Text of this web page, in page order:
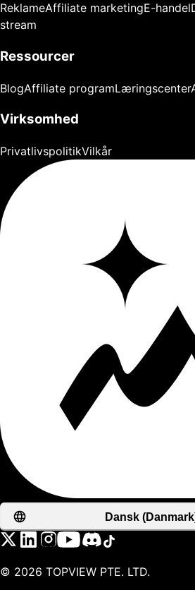
ReklameAffiliate marketingE-handel
stream
Ressourcer
BlogAffiliate programLæringscenter
Virksomhed
PrivatlivspolitikVilkår
Dansk
© 2026 TOPVIEW PTE. LTD.